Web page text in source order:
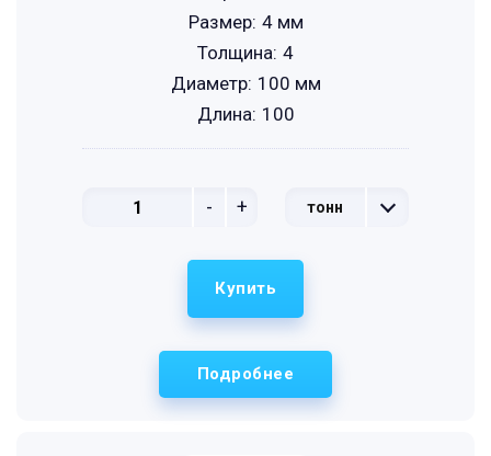
- + тонн
Размер: 4 мм
Толщина: 4
Диаметр: 100 мм
Длина: 100
Подробнее
Купить